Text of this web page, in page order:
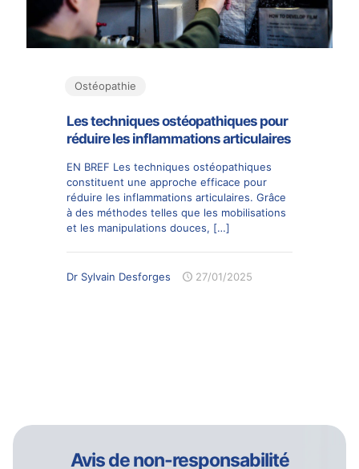
Ostéopathie
Les techniques ostéopathiques pour
réduire les inflammations articulaires
EN BREF Les techniques ostéopathiques
constituent une approche efficace pour
réduire les inflammations articulaires. Grâce
à des méthodes telles que les mobilisations
et les manipulations douces, […]
Dr Sylvain Desforges 27/01/2025
Avis de non-responsabilité